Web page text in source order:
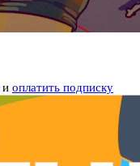
и оплатить подписку